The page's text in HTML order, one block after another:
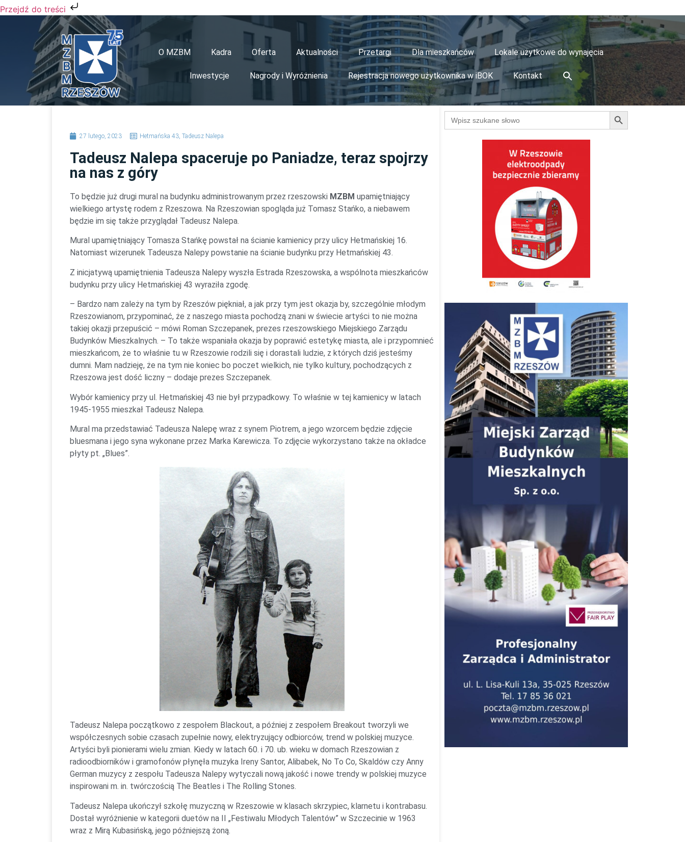
Przejdź do treści
O MZBM Kadra Oferta Aktualności Przetargi Dla mieszkańców Lokale użytkowe do wynajęcia
Inwestycje Nagrody i Wyróżnienia Rejestracja nowego użytkownika w iBOK Kontakt
27 lutego, 2023 Hetmańska 43, Tadeusz Nalepa
Tadeusz Nalepa spaceruje po Paniadze, teraz spojrzy
na nas z góry
To będzie już drugi mural na budynku administrowanym przez rzeszowski MZBM upamiętniający
wielkiego artystę rodem z Rzeszowa. Na Rzeszowian spogląda już Tomasz Stańko, a niebawem
będzie im się także przyglądał Tadeusz Nalepa.
Mural upamiętniający Tomasza Stańkę powstał na ścianie kamienicy przy ulicy Hetmańskiej 16.
Natomiast wizerunek Tadeusza Nalepy powstanie na ścianie budynku przy Hetmańskiej 43.
Z inicjatywą upamiętnienia Tadeusza Nalepy wyszła Estrada Rzeszowska, a wspólnota mieszkańców
budynku przy ulicy Hetmańskiej 43 wyraziła zgodę.
– Bardzo nam zależy na tym by Rzeszów piękniał, a jak przy tym jest okazja by, szczególnie młodym
Rzeszowianom, przypominać, że z naszego miasta pochodzą znani w świecie artyści to nie można
takiej okazji przepuścić – mówi Roman Szczepanek, prezes rzeszowskiego Miejskiego Zarządu
Budynków Mieszkalnych. – To także wspaniała okazja by poprawić estetykę miasta, ale i przypomnieć
mieszkańcom, że to właśnie tu w Rzeszowie rodzili się i dorastali ludzie, z których dziś jesteśmy
dumni. Mam nadzieję, że na tym nie koniec bo poczet wielkich, nie tylko kultury, pochodzących z
Rzeszowa jest dość liczny – dodaje prezes Szczepanek.
Wybór kamienicy przy ul. Hetmańskiej 43 nie był przypadkowy. To właśnie w tej kamienicy w latach
1945-1955 mieszkał Tadeusz Nalepa.
Mural ma przedstawiać Tadeusza Nalepę wraz z synem Piotrem, a jego wzorcem będzie zdjęcie
bluesmana i jego syna wykonane przez Marka Karewicza. To zdjęcie wykorzystano także na okładce
płyty pt. „Blues”.
Tadeusz Nalepa początkowo z zespołem Blackout, a później z zespołem Breakout tworzyli we
współczesnych sobie czasach zupełnie nowy, elektryzujący odbiorców, trend w polskiej muzyce.
Artyści byli pionierami wielu zmian. Kiedy w latach 60. i 70. ub. wieku w domach Rzeszowian z
radioodbiorników i gramofonów płynęła muzyka Ireny Santor, Alibabek, No To Co, Skaldów czy Anny
German muzycy z zespołu Tadeusza Nalepy wytyczali nową jakość i nowe trendy w polskiej muzyce
inspirowani m. in. twórczością The Beatles i The Rolling Stones.
Tadeusz Nalepa ukończył szkołę muzyczną w Rzeszowie w klasach skrzypiec, klarnetu i kontrabasu.
Dostał wyróżnienie w kategorii duetów na II „Festiwalu Młodych Talentów” w Szczecinie w 1963
wraz z Mirą Kubasińską, jego późniejszą żoną.
Search
for:
Search Button